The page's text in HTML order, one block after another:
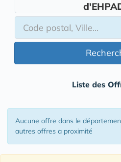
Liste des
Aucune offre dans le
autres offres a proximité